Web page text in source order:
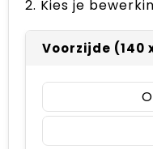
2. Kies je
Voorzijde (140